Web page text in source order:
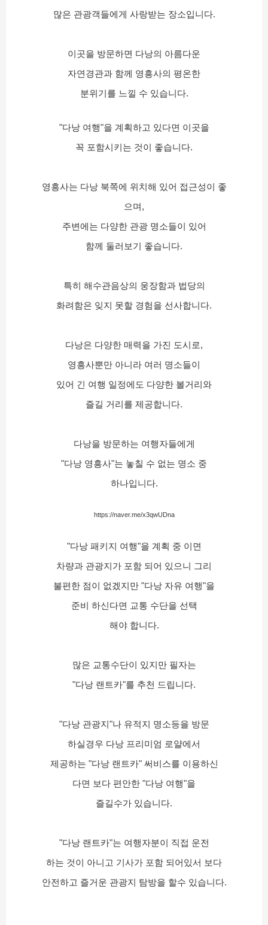
많은 관광객들에게 사랑받는 장소입니다.
이곳을 방문하면 다낭의 아름다운
자연경관과 함께 영흥사의 평온한
분위기를 느낄 수 있습니다.
"다낭 여행"을 계획하고 있다면 이곳을
꼭 포함시키는 것이 좋습니다.
영흥사는 다낭 북쪽에 위치해 있어 접근성이 좋
으며,
주변에는 다양한 관광 명소들이 있어
함께 둘러보기 좋습니다.
특히 해수관음상의 웅장함과 법당의
화려함은 잊지 못할 경험을 선사합니다.
다낭은 다양한 매력을 가진 도시로,
영흥사뿐만 아니라 여러 명소들이
있어 긴 여행 일정에도 다양한 볼거리와
즐길 거리를 제공합니다.
다낭을 방문하는 여행자들에게
"다낭 영흥사"는 놓칠 수 없는 명소 중
하나입니다.
https://naver.me/x3qwUDna
"다낭 패키지 여행"을 계획 중 이면
차량과 관광지가 포함 되어 있으니 그리
불편한 점이 없겠지만 "다낭 자유 여행"을
준비 하신다면 교통 수단을 선택
해야 합니다.
많은 교통수단이 있지만 필자는
"다낭 랜트카"를 추천 드립니다.
"다낭 관광지"나 유적지 명소등을 방문
하실경우 다낭 프리미엄 로얄에서
제공하는 "다낭 랜트카" 써비스를 이용하신
다면 보다 편안한 "다낭 여행"을
즐길수가 있습니다.
"다낭 랜트카"는 여행자분이 직접 운전
하는 것이 아니고 기사가 포함 되어있서 보다
안전하고 즐거운 관광지 탐방을 할수 있습니다.